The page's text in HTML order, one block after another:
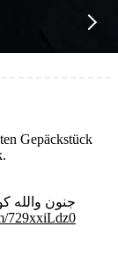
Gepäckstück
جنون والله
729xxiLdz0